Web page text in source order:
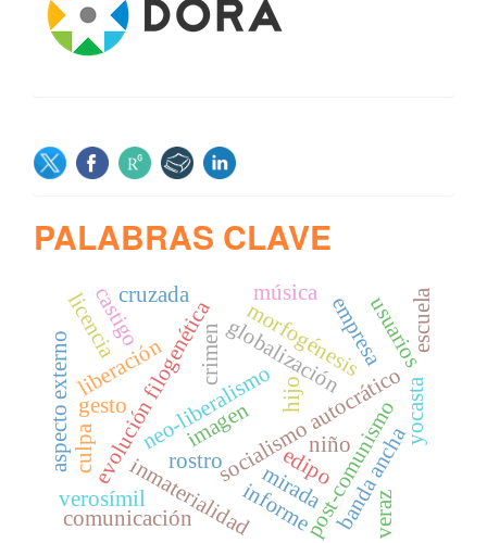
SOCIAL
PALABRAS CLAVE
socialismo autocrático
post-comunismo
neo-liberalismo
globalización
evolución filogenética morfogénesis
inmaterialidad
liberación
comunicación
empresa
imagen
gesto
rostro
mirada
aspecto externo
banda ancha
usuarios
informe
licencia
edipo
yocasta
hijo
crimen
culpa
castigo
verosímil veraz
cruzada música
niño
escuela